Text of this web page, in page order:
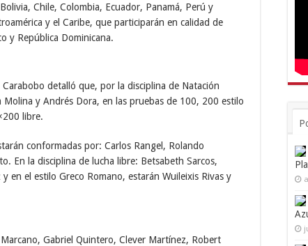
Chile, Colombia, Ecuador, Panamá, Perú y
y el Caribe, que participarán en calidad de
y República Dominicana.
detalló que, por la disciplina de Natación
y Andrés Dora, en las pruebas de 100, 200 estilo
libre.
conformadas por: Carlos Rangel, Rolando
En la disciplina de lucha libre: Betsabeth Sarcos,
en el estilo Greco Romano, estarán Wuileixis Rivas y
Gabriel Quintero, Clever Martínez, Robert